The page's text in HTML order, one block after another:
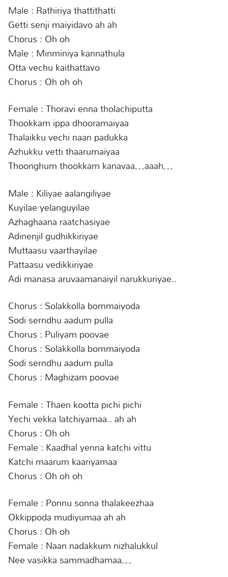
Male : Rathiriya thattithatti
Getti senji maiyidavo ah ah
Chorus : Oh oh
Male : Minminiya kannathula
Otta vechu kaithattavo
Chorus : Oh oh oh
Female : Thoravi enna tholachiputta
Thookkam ippa dhooramaiyaa
Thalaikku vechi naan padukka
Azhukku vetti thaarumaiyaa
Thoonghum thookkam kanavaa…aaah…
Male : Kiliyae aalangiliyae
Kuyilae yelanguyilae
Azhaghaana raatchasiyae
Adinenjil gudhikkiriyae
Muttaasu vaarthayilae
Pattaasu vedikkiriyae
Adi manasa aruvaamanaiyil narukkuriyae..
Chorus : Solakkolla bommaiyoda
Sodi serndhu aadum pulla
Chorus : Puliyam poovae
Chorus : Solakkolla bommaiyoda
Sodi serndhu aadum pulla
Chorus : Maghizam poovae
Female : Thaen kootta pichi pichi
Yechi vekka latchiyamaa.. ah ah
Chorus : Oh oh
Female : Kaadhal yenna katchi vittu
Katchi maarum kaariyamaa
Chorus : Oh oh oh
Female : Ponnu sonna thalakeezhaa
Okkippoda mudiyumaa ah ah
Chorus : Oh oh
Female : Naan nadakkum nizhalukkul
Nee vasikka sammadhamaa…